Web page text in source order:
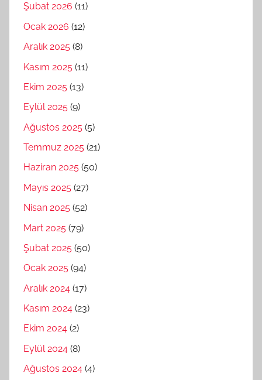
Şubat 2026 (11)
Ocak 2026 (12)
Aralık 2025 (8)
Kasım 2025 (11)
Ekim 2025 (13)
Eylül 2025 (9)
Ağustos 2025 (5)
Temmuz 2025 (21)
Haziran 2025 (50)
Mayıs 2025 (27)
Nisan 2025 (52)
Mart 2025 (79)
Şubat 2025 (50)
Ocak 2025 (94)
Aralık 2024 (17)
Kasım 2024 (23)
Ekim 2024 (2)
Eylül 2024 (8)
Ağustos 2024 (4)